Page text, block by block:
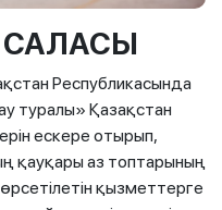
Республикасында
туралы» Қазақстан
ескере отырып,
қауқары аз топтарының
қызметтерге